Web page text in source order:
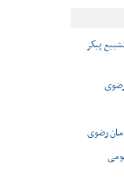
پیکر
رضوی